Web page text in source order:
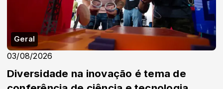
Geral
03/08/2026
Diversidade na inovação é tema de